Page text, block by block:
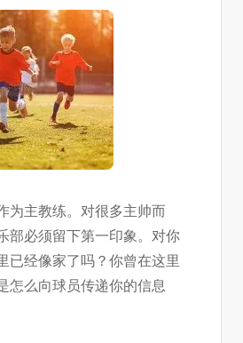
为主教练。对很多主帅而
部必须留下第一印象。对你
已经像家了吗？你曾在这里
怎么向球员传递你的信息